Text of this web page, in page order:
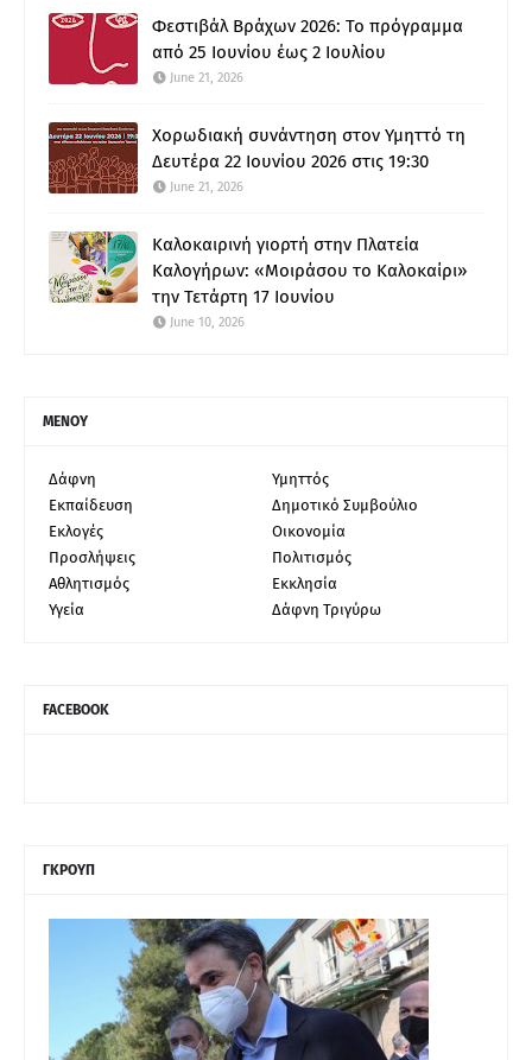
Φεστιβάλ Βράχων 2026: Το πρόγραμμα
από 25 Ιουνίου έως 2 Ιουλίου
June 21, 2026
Χορωδιακή συνάντηση στον Υμηττό τη
Δευτέρα 22 Ιουνίου 2026 στις 19:30
June 21, 2026
Καλοκαιρινή γιορτή στην Πλατεία
Καλογήρων: «Μοιράσου το Καλοκαίρι»
την Τετάρτη 17 Ιουνίου
June 10, 2026
ΜΕΝΟΥ
Δάφνη
Υμηττός
Εκπαίδευση
Δημοτικό Συμβούλιο
Εκλογές
Οικονομία
Προσλήψεις
Πολιτισμός
Αθλητισμός
Εκκλησία
Υγεία
Δάφνη Τριγύρω
FACEBOOK
ΓΚΡΟΥΠ